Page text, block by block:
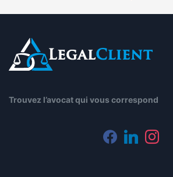
Trouvez l’avocat qui vous correspond
facebooklinkedininstagram